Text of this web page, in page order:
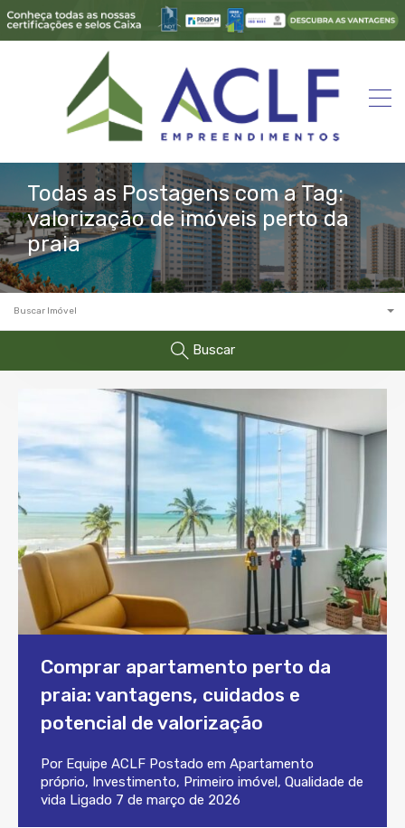
Todas as Postagens com a Tag:
valorização de imóveis perto da
praia
Buscar Imóvel
Buscar
Comprar apartamento perto da
praia: vantagens, cuidados e
potencial de valorização
Por Equipe ACLF Postado em Apartamento
próprio, Investimento, Primeiro imóvel, Qualidade de
vida Ligado 7 de março de 2026